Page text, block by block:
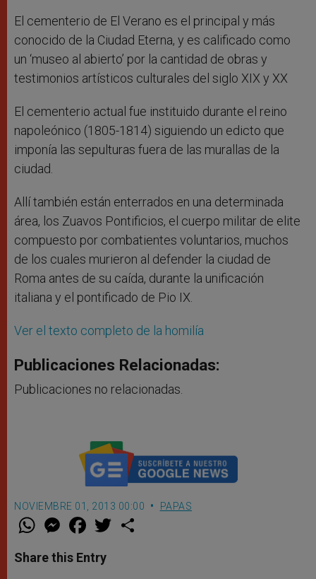
El cementerio de El Verano es el principal y más
conocido de la Ciudad Eterna, y es calificado como
un ‘museo al abierto’ por la cantidad de obras y
testimonios artísticos culturales del siglo XIX y XX
El cementerio actual fue instituido durante el reino
napoleónico (1805-1814) siguiendo un edicto que
imponía las sepulturas fuera de las murallas de la
ciudad.
Allí también están enterrados en una determinada
área, los Zuavos Pontificios, el cuerpo militar de elite
compuesto por combatientes voluntarios, muchos
de los cuales murieron al defender la ciudad de
Roma antes de su caída, durante la unificación
italiana y el pontificado de Pio IX.
Ver el texto completo de la homilía
Publicaciones Relacionadas:
Publicaciones no relacionadas.
NOVIEMBRE 01, 2013 00:00 PAPAS
W
t
s
M
e
s
e
F
a
e
b
w
Share this Entry